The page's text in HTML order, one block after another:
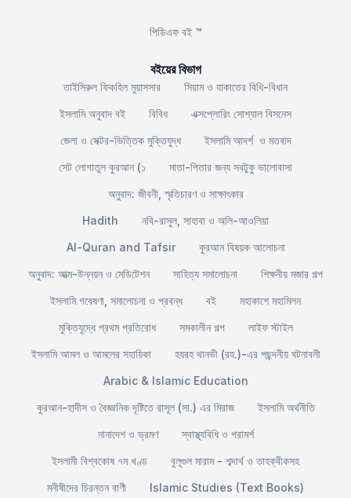
পিডিএফ বই ™
বইয়ের বিভাগ
তাইসিরুল ফিকহিল মুয়াসসার
সিয়াম ও যাকাতের বিধি-বিধান
ইসলামি অনুবাদ বই
বিবিধ
এক্সপ্লোরিং সোশ্যাল বিসনেস
জেলা ও সেক্টর-ভিত্তিক মুক্তিযুদ্ধ
ইসলামি আদর্শ ও মতবাদ
সেট লোগাতুল কুরআন (১
মাতা-পিতার জন্য সবটুকু ভালোবাসা
অনুবাদ: জীবনী, স্মৃতিচারণ ও সাক্ষাৎকার
Hadith
নবি-রাসুল, সাহাবা ও অলি-আওলিয়া
Al-Quran and Tafsir
কুরআন বিষয়ক আলোচনা
অনুবাদ: আত্ম-উন্নয়ন ও মেডিটেশন
সাহিত্য সমালোচনা
শিক্ষনীয় মজার গল্প
ইসলামি গবেষণা, সমালোচনা ও প্রবন্ধ
বই
মহাকাশে মহামিলন
মুক্তিযুদ্ধে প্রথম প্রতিরোধ
সমকালীন গল্প
লাইফ স্টাইল
ইসলামি আমল ও আমলের সহায়িকা
হযরহ থানভী (রহ.)-এর পছন্দনীয় ঘটনাবলী
Arabic & Islamic Education
কুরআন-হাদীস ও বৈজ্ঞানিক দৃষ্টিতে রাসূল (সা.) এর মিরাজ
ইসলামি অর্থনীতি
নানাদেশ ও ভ্রমণ
স্বাস্থ্যবিধি ও পরামর্শ
ইসলামী বিশ্বকোষ ৭ম খণ্ড
বুলূগুল মারাম - শব্দার্থ ও তাহক্বীকসহ
মনীষীদের চিরন্তন বাণী
Islamic Studies (Text Books)